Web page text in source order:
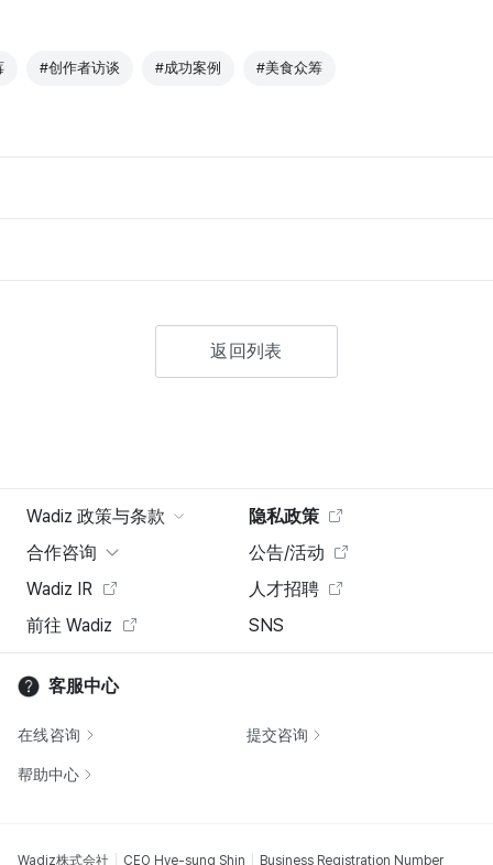
#创作者访谈 #成功案例 #美食众筹
返回列表
Wadiz 政策与条款
隐私政策
合作咨询
公告/活动
Wadiz IR
人才招聘
前往 Wadiz
SNS
客服中心
在线咨询 提交咨询
帮助中心
Wadiz株式会社 CEO Hye-sung Shin Business Registration Number